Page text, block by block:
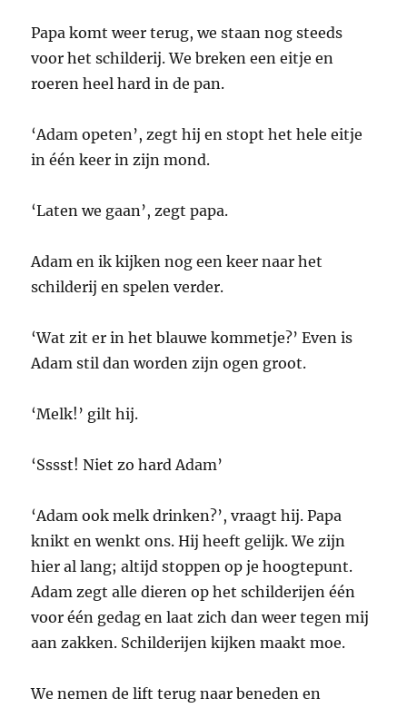
Papa komt weer terug, we staan nog steeds
voor het schilderij. We breken een eitje en
roeren heel hard in de pan.
‘Adam opeten’, zegt hij en stopt het hele eitje
in één keer in zijn mond.
‘Laten we gaan’, zegt papa.
Adam en ik kijken nog een keer naar het
schilderij en spelen verder.
‘Wat zit er in het blauwe kommetje?’ Even is
Adam stil dan worden zijn ogen groot.
‘Melk!’ gilt hij.
‘Sssst! Niet zo hard Adam’
‘Adam ook melk drinken?’, vraagt hij. Papa
knikt en wenkt ons. Hij heeft gelijk. We zijn
hier al lang; altijd stoppen op je hoogtepunt.
Adam zegt alle dieren op het schilderijen één
voor één gedag en laat zich dan weer tegen mij
aan zakken. Schilderijen kijken maakt moe.
We nemen de lift terug naar beneden en